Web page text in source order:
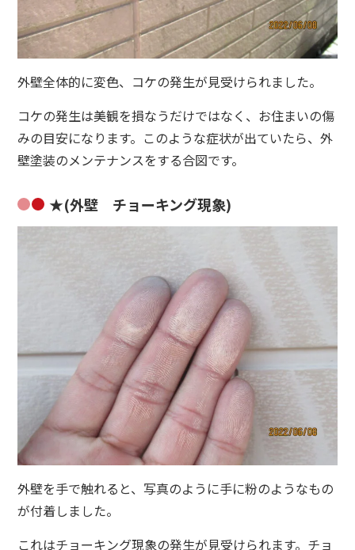
外壁全体的に変色、コケの発生が見受けられました。
コケの発生は美観を損なうだけではなく、お住まいの傷
みの目安になります。このような症状が出ていたら、外
壁塗装のメンテナンスをする合図です。
★(外壁 チョーキング現象)
外壁を手で触れると、写真のように手に粉のようなもの
が付着しました。
これはチョーキング現象の発生が見受けられます。チョ